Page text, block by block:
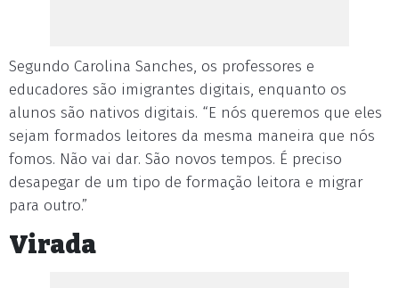
Segundo Carolina Sanches, os professores e
educadores são imigrantes digitais, enquanto os
alunos são nativos digitais. “E nós queremos que eles
sejam formados leitores da mesma maneira que nós
fomos. Não vai dar. São novos tempos. É preciso
desapegar de um tipo de formação leitora e migrar
para outro.”
Virada